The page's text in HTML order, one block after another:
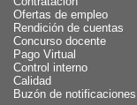
Ofertas de empleo
Rendición de cuentas
Concurso docente
Pago Virtual
Control interno
Calidad
Buzón de notificaciones